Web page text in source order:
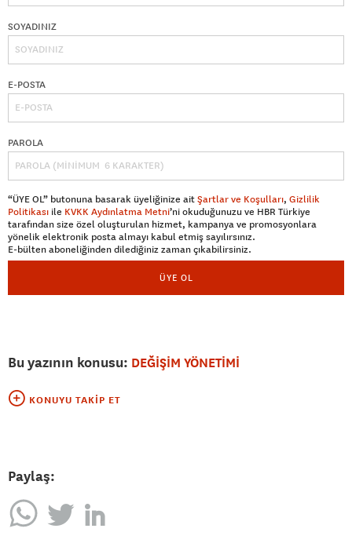
SOYADINIZ
E-POSTA
PAROLA
“ÜYE OL” butonuna basarak üyeliğinize aitŞartlar ve Koşulları, Gizlilik
Politikası ile KVKK Aydınlatma Metni’ni okuduğunuzu ve HBR Türkiye
tarafından size özel oluşturulan hizmet, kampanya ve promosyonlara
yönelik elektronik posta almayı kabul etmiş sayılırsınız.
E-bülten aboneliğinden dilediğiniz zaman çıkabilirsiniz.
ÜYE OL
Bu yazının konusu: DEĞİŞİM YÖNETİMİ
KONUYU TAKIP ET
Paylaş: